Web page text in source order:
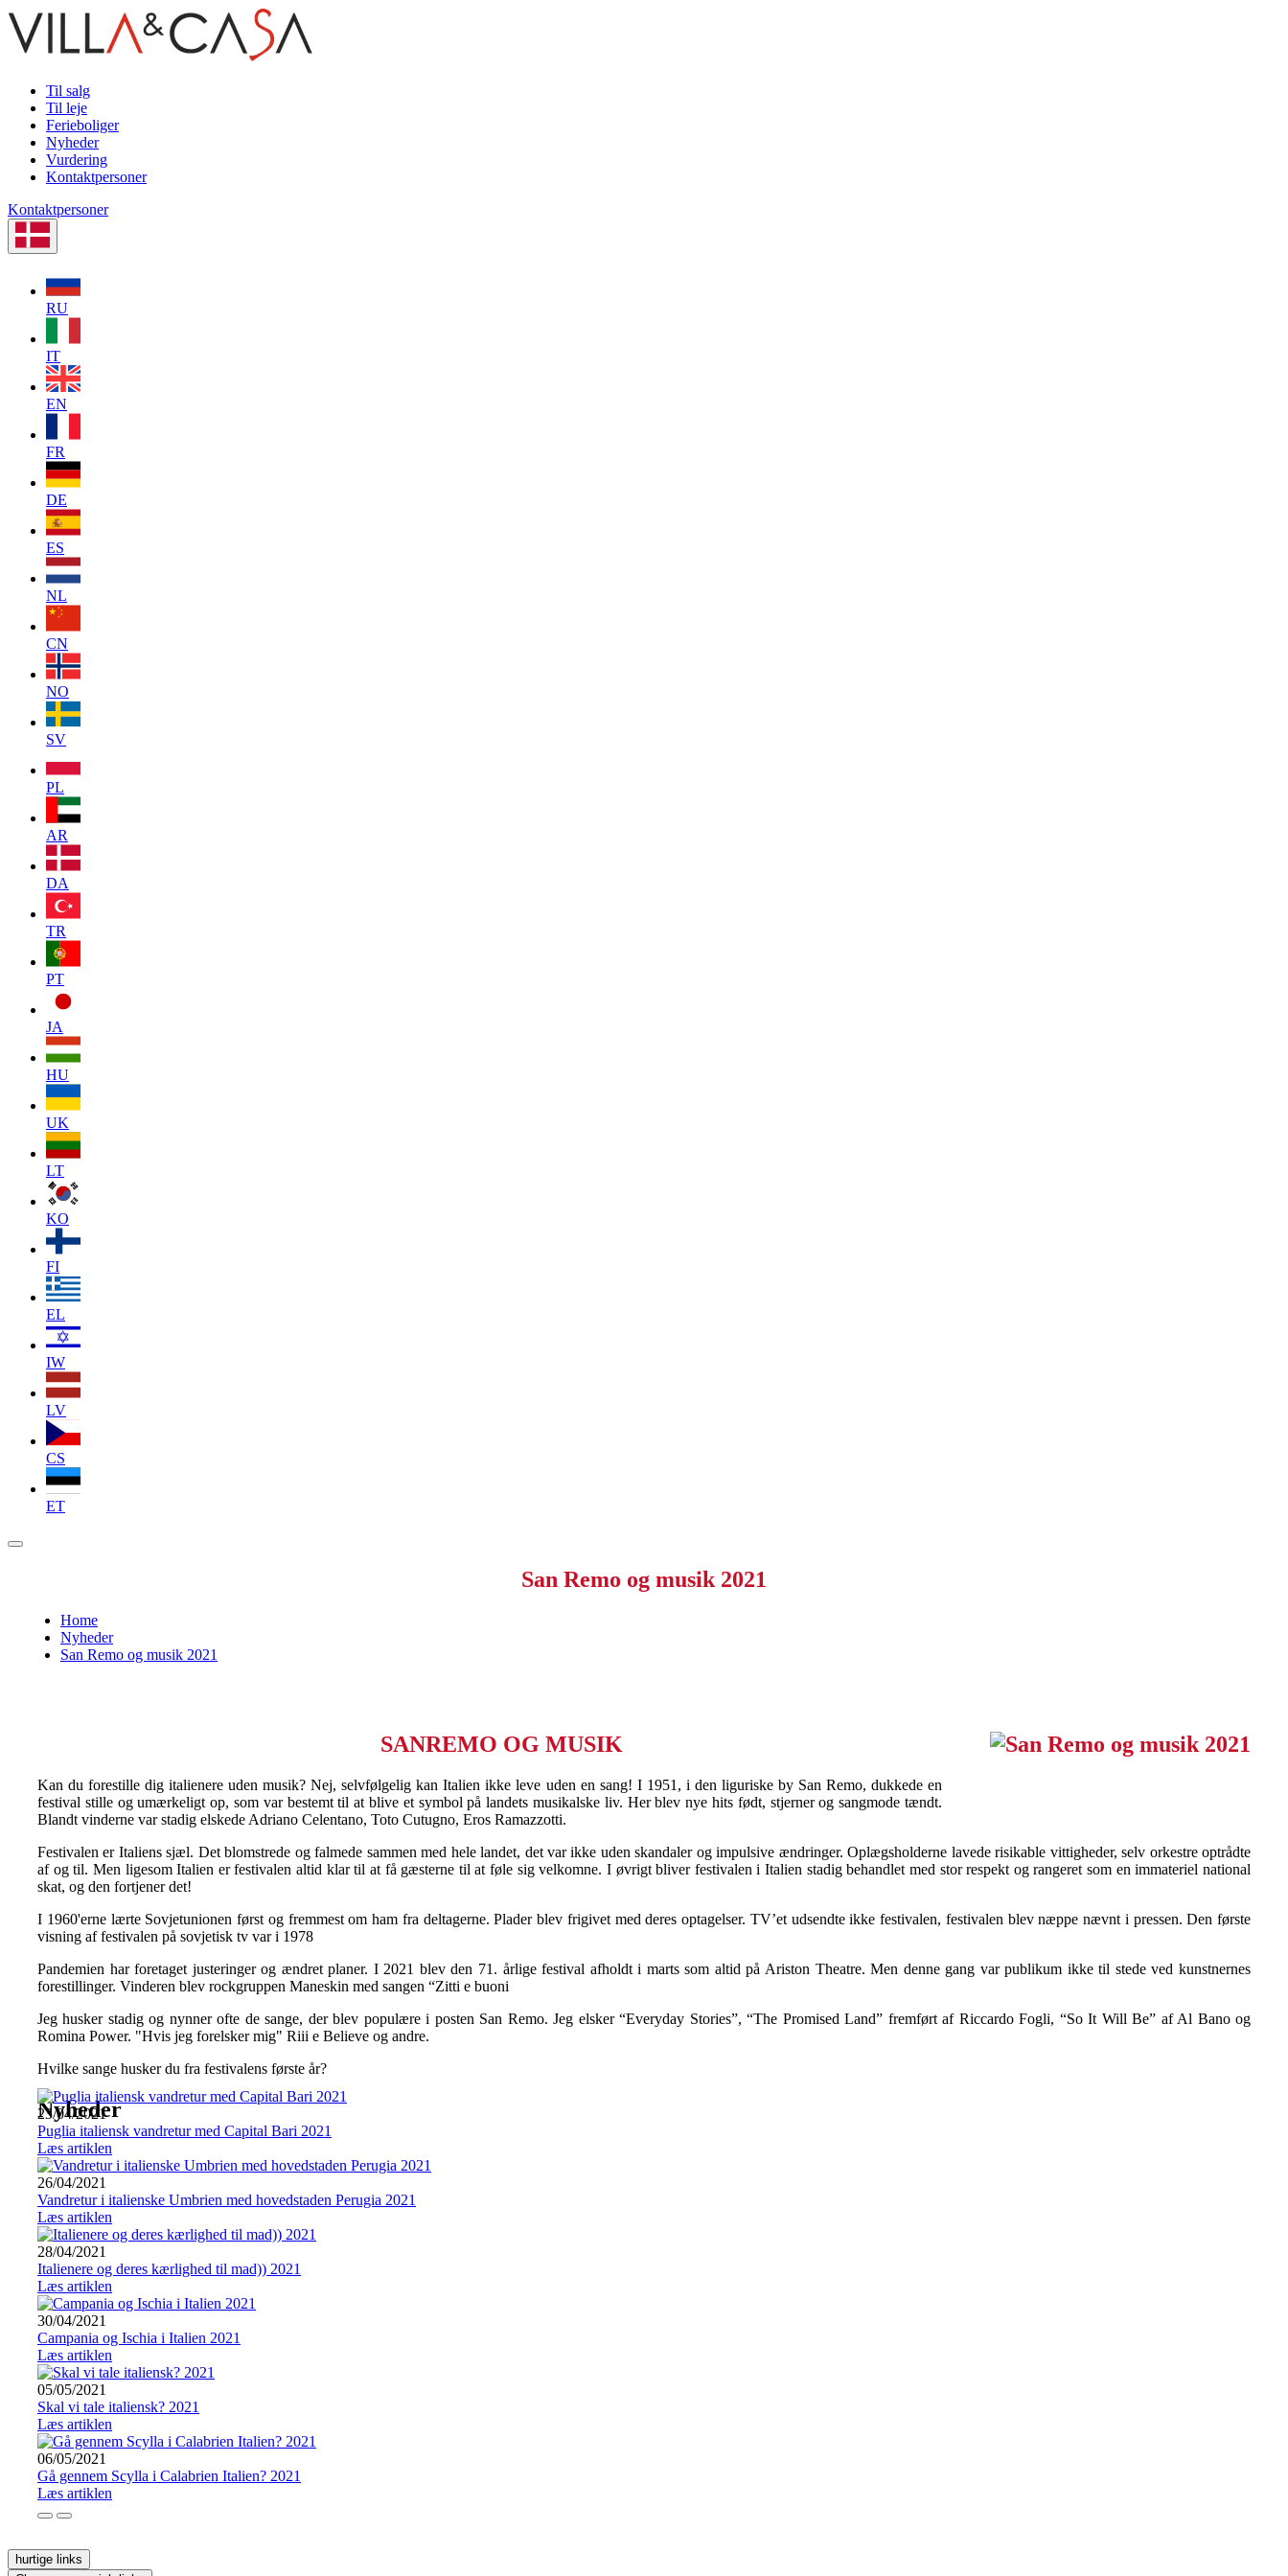
Til salg
Til leje
Ferieboliger
Nyheder
Vurdering
Kontaktpersoner
Kontaktpersoner
RU
IT
EN
FR
DE
ES
NL
CN
NO
SV
PL
AR
DA
TR
PT
JA
HU
UK
LT
KO
FI
EL
IW
LV
CS
ET
San Remo og musik 2021
Home
Nyheder
San Remo og musik 2021
SANREMO OG MUSIK
Kan du forestille dig italienere uden musik? Nej, selvfølgelig kan Italien ikke leve uden en sang! I 1951, i den liguriske by San Remo, dukkede en
festival stille og umærkeligt op, som var bestemt til at blive et symbol på landets musikalske liv. Her blev nye hits født, stjerner og sangmode tændt.
Blandt vinderne var stadig elskede Adriano Celentano, Toto Cutugno, Eros Ramazzotti.
Festivalen er Italiens sjæl. Det blomstrede og falmede sammen med hele landet, det var ikke uden skandaler og impulsive ændringer. Oplægsholderne lavede risikable vittigheder, selv orkestre optrådte
af og til. Men ligesom Italien er festivalen altid klar til at få gæsterne til at føle sig velkomne. I øvrigt bliver festivalen i Italien stadig behandlet med stor respekt og rangeret som en immateriel national
skat, og den fortjener det!
I 1960'erne lærte Sovjetunionen først og fremmest om ham fra deltagerne. Plader blev frigivet med deres optagelser. TV’et udsendte ikke festivalen, festivalen blev næppe nævnt i pressen. Den første
visning af festivalen på sovjetisk tv var i 1978
Pandemien har foretaget justeringer og ændret planer. I 2021 blev den 71. årlige festival afholdt i marts som altid på Ariston Theatre. Men denne gang var publikum ikke til stede ved kunstnernes
forestillinger. Vinderen blev rockgruppen Maneskin med sangen “Zitti e buoni
Jeg husker stadig og nynner ofte de sange, der blev populære i posten San Remo. Jeg elsker “Everyday Stories”, “The Promised Land” fremført af Riccardo Fogli, “So It Will Be” af Al Bano og
Romina Power. "Hvis jeg forelsker mig" Riii e Believe og andre.
Hvilke sange husker du fra festivalens første år?
Nyheder
23/04/2021
Puglia italiensk vandretur med Capital Bari 2021
Læs artiklen
26/04/2021
Vandretur i italienske Umbrien med hovedstaden Perugia 2021
Læs artiklen
28/04/2021
Italienere og deres kærlighed til mad)) 2021
Læs artiklen
30/04/2021
Campania og Ischia i Italien 2021
Læs artiklen
05/05/2021
Skal vi tale italiensk? 2021
Læs artiklen
06/05/2021
Gå gennem Scylla i Calabrien Italien? 2021
Læs artiklen
hurtige links